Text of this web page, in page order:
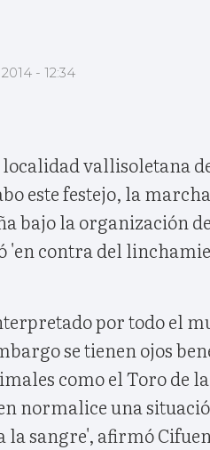
- 12:34
vallisoletana
este festejo, la
bajo la organización
'en contra del
por todo el
se tienen ojos
como el Toro de la
normalice una
sangre', afirmó